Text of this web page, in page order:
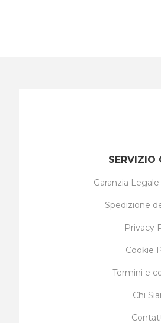
SERVIZIO
Garanzia
Spedizione
Privacy
Cookie
Termini e
Chi